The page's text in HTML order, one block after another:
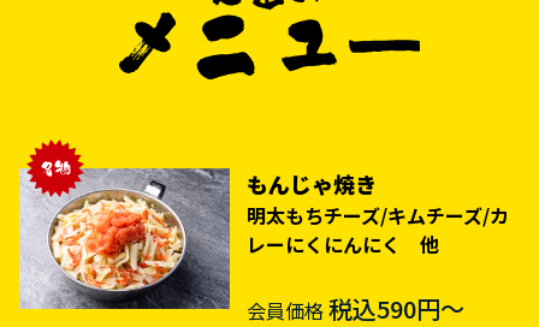
もんじゃ焼き
明太もちチーズ/キムチーズ/カ
レーにくにんにく 他
会員価格税込590円～